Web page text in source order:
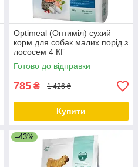
Optimeal (Оптиміл) сухий
корм для собак малих порід з
лососем 4 КГ
Готово до відправки
785 ₴ 1 426 ₴
Купити
–43%